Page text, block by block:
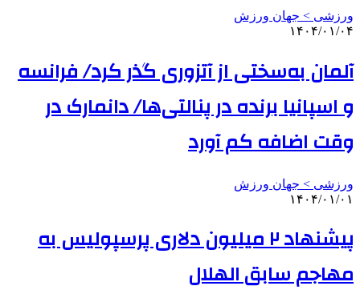
ورزشی > جهان ورزش
۱۴۰۴/۰۱/۰۴
آلمان به‌سختی از آتزوری گذر کرد/ فرانسه
و اسپانیا برنده در پنالتی‌ها/ دانمارک در
وقت‌ اضافه کم آورد
ورزشی > جهان ورزش
۱۴۰۴/۰۱/۰۱
پیشنهاد ۲ میلیون دلاری پرسپولیس به
مهاجم سابق الهلال